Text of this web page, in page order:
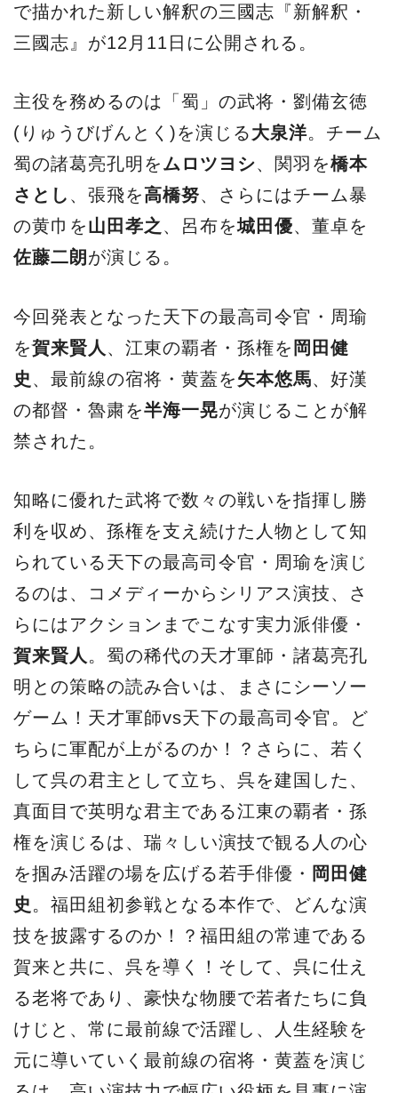
で描かれた新しい解釈の三國志『新解釈・
三國志』が12月11日に公開される。
主役を務めるのは「蜀」の武将・劉備玄徳
(りゅうびげんとく)を演じる大泉洋。チーム
蜀の諸葛亮孔明をムロツヨシ、関羽を橋本
さとし 、張飛を高橋努、さらにはチーム暴
の黄巾を山田孝之 、呂布を城田優、董卓を
佐藤二朗 が演じる。
今回発表となった天下の最高司令官・周瑜
を賀来賢人 、江東の覇者・孫権を 岡田健
史 、最前線の宿将・黄蓋を矢本悠馬、好漢
の都督・魯粛を半海一晃が演じることが解
禁された。
知略に優れた武将で数々の戦いを指揮し勝
利を収め、孫権を支え続けた人物として知
られている天下の最高司令官・周瑜を演じ
るのは、コメディーからシリアス演技、さ
らにはアクションまでこなす実力派俳優・
賀来賢人 。蜀の稀代の天才軍師・諸葛亮孔
明との策略の読み合いは、まさにシーソー
ゲーム！天才軍師vs天下の最高司令官。ど
ちらに軍配が上がるのか！？さらに、若く
して呉の君主として立ち、呉を建国した、
真面目で英明な君主である江東の覇者・孫
権を演じるは、瑞々しい演技で観る人の心
を掴み活躍の場を広げる若手俳優・ 岡田健
史 。福田組初参戦となる本作で、どんな演
技を披露するのか！？福田組の常連である
賀来と共に、呉を導く！そして、呉に仕え
る老将であり、豪快な物腰で若者たちに負
けじと、常に最前線で活躍し、人生経験を
元に導いていく最前線の宿将・黄蓋を演じ